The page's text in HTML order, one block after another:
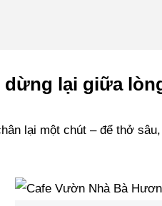
lại giữa
lại một chút – để thở